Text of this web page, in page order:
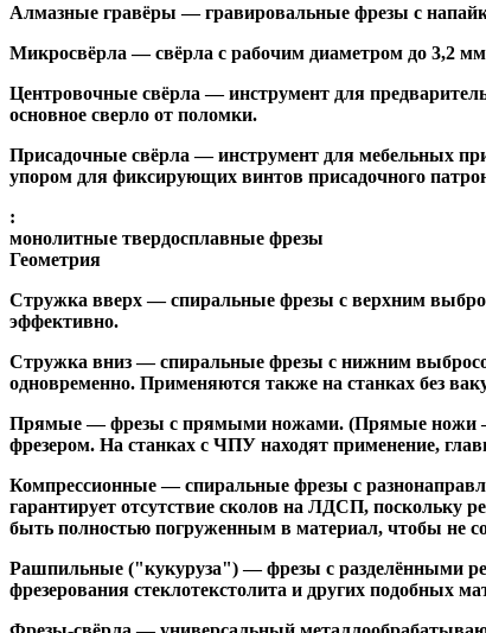
Алмазные гравёры — гравировальные фрезы с
Микросвёрла — свёрла с рабочим диаметром до 3,2
Центровочные свёрла — инструмент для
основное сверло от поломки.
Присадочные свёрла — инструмент для мебельных
упором для фиксирующих винтов присадочного
:
монолитные твердосплавные фрезы
Геометрия
Стружка вверх— спиральные фрезы с верхним
эффективно.
Стружка вниз— спиральные фрезы с нижним
одновременно. Применяются также на станках без
Прямые— фрезы с прямыми ножами. (Прямые ножи —
фрезером. На станках с ЧПУ находят применение,
Компрессионные— спиральные фрезы с
гарантирует отсутствие сколов на ЛДСП,
быть полностью погруженным в материал, чтобы не
Рашпильные ("кукуруза")— фрезы с разделёнными
фрезерования стеклотекстолита и других подобных